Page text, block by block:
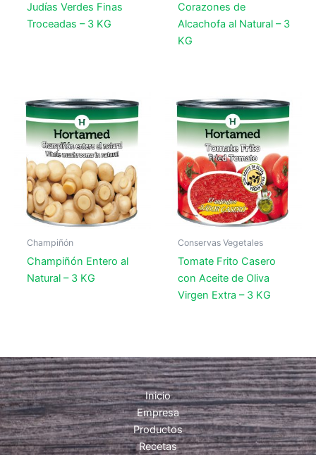
Judías Verdes Finas
Troceadas – 3 KG
Corazones de
Alcachofa al Natural – 3
KG
Champiñón
Champiñón Entero al
Natural – 3 KG
Conservas Vegetales
Tomate Frito Casero
con Aceite de Oliva
Virgen Extra – 3 KG
Inicio
Empresa
Productos
Recetas